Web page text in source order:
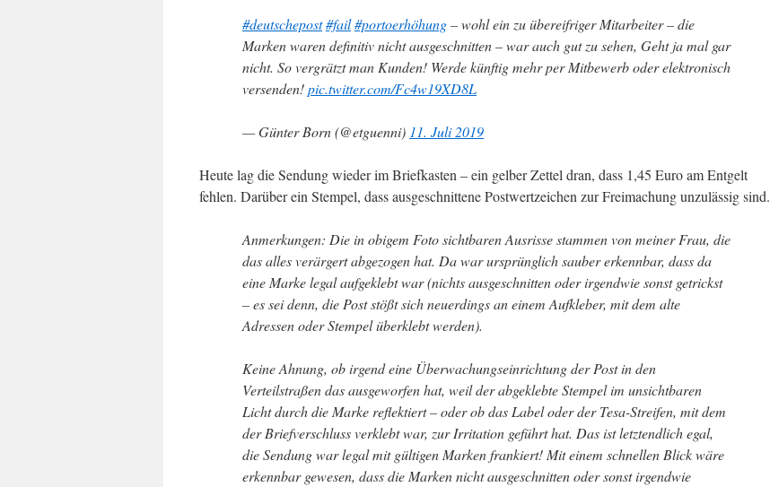
#deutschepost#fail#portoerhöhung– wohl ein zu übereifriger Mitarbeiter – die
Marken waren definitiv nicht ausgeschnitten – war auch gut zu sehen, Geht ja mal gar
nicht. So vergrätzt man Kunden! Werde künftig mehr per Mitbewerb oder elektronisch
versenden!pic.twitter.com/Fc4w19XD8L
— Günter Born (@etguenni) 11. Juli 2019
Heute lag die Sendung wieder im Briefkasten – ein gelber Zettel dran, dass 1,45 Euro am Entgelt
fehlen. Darüber ein Stempel, dass ausgeschnittene Postwertzeichen zur Freimachung unzulässig sind.
Anmerkungen: Die in obigem Foto sichtbaren Ausrisse stammen von meiner Frau, die
das alles verärgert abgezogen hat. Da war ursprünglich sauber erkennbar, dass da
eine Marke legal aufgeklebt war (nichts ausgeschnitten oder irgendwie sonst getrickst
– es sei denn, die Post stößt sich neuerdings an einem Aufkleber, mit dem alte
Adressen oder Stempel überklebt werden).
Keine Ahnung, ob irgend eine Überwachungseinrichtung der Post in den
Verteilstraßen das ausgeworfen hat, weil der abgeklebte Stempel im unsichtbaren
Licht durch die Marke reflektiert – oder ob das Label oder der Tesa-Streifen, mit dem
der Briefverschluss verklebt war, zur Irritation geführt hat. Das ist letztendlich egal,
die Sendung war legal mit gültigen Marken frankiert! Mit einem schnellen Blick wäre
erkennbar gewesen, dass die Marken nicht ausgeschnitten oder sonst irgendwie